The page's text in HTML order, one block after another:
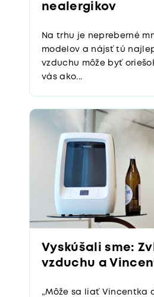
nealergikov
Na trhu je nepreberné
modelov a nájsť tú
vzduchu môže byť
vás ako...
Vyskúšali sme:
vzduchu a
„Môže sa liať Vincentka